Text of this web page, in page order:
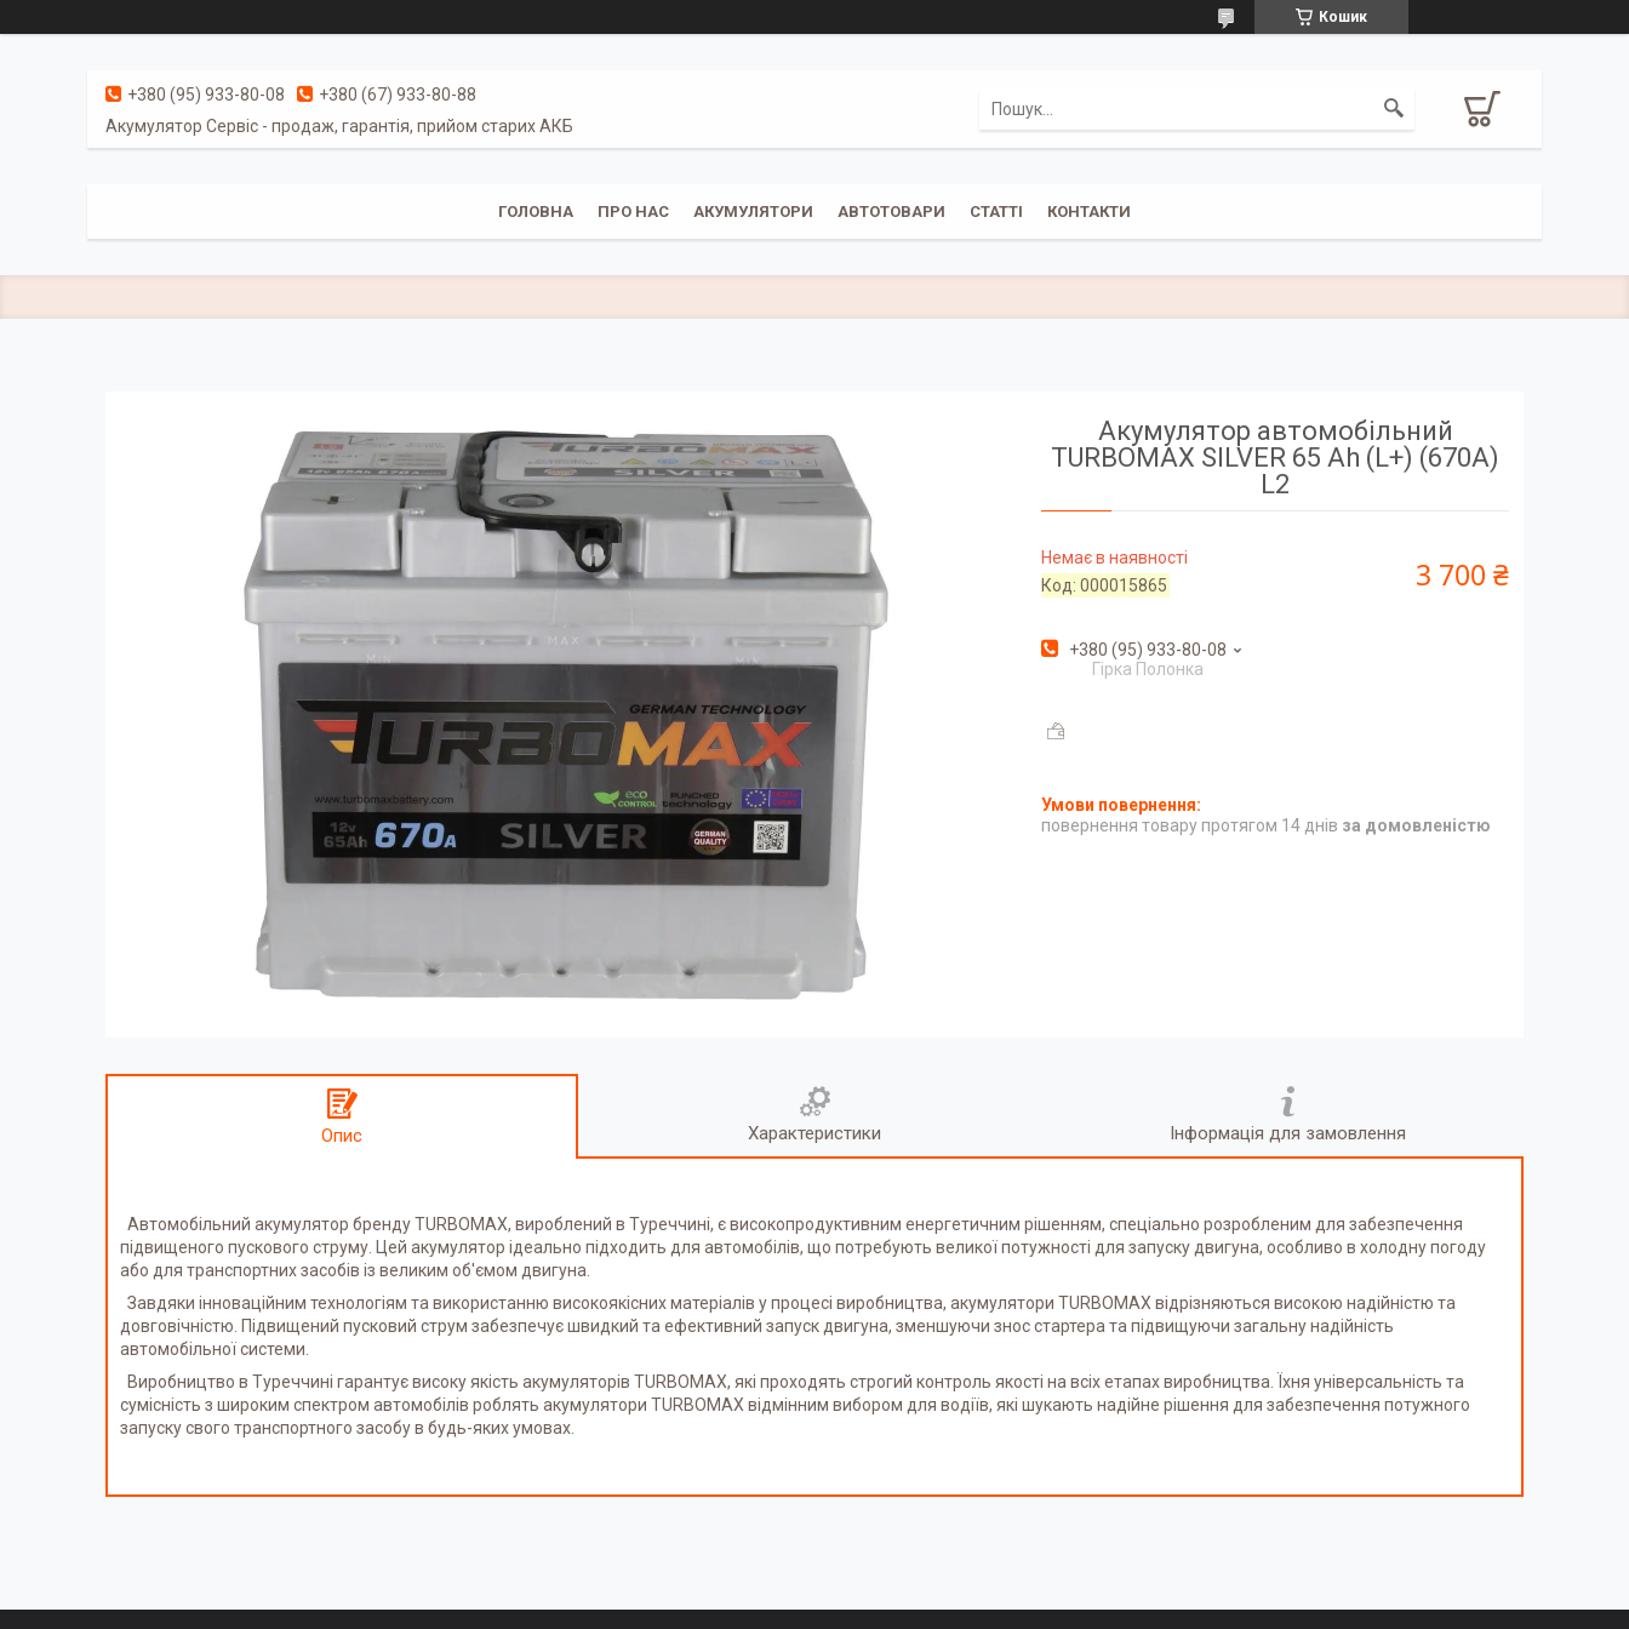
Кошик
+380 (95) 933-80-08
+380 (67) 933-80-88
Акумулятор Сервіс - продаж, гарантія, прийом старих АКБ
ГОЛОВНА ПРО НАС АКУМУЛЯТОРИ АВТОТОВАРИ СТАТТІ КОНТАКТИ
Акумулятор автомобільний
TURBOMAX SILVER 65 Ah (L+) (670A)
L2
Немає в наявності
Код:000015865 3 700 ₴
+380 (95) 933-80-08
Гірка Полонка
повернення товару протягом 14 днів за домовленістю
Опис Характеристики Інформація для замовлення
Автомобільний акумулятор бренду TURBOMAX, вироблений в Туреччині, є високопродуктивним енергетичним рішенням, спеціально розробленим для забезпечення
підвищеного пускового струму. Цей акумулятор ідеально підходить для автомобілів, що потребують великої потужності для запуску двигуна, особливо в холодну погоду
або для транспортних засобів із великим об'ємом двигуна.
Завдяки інноваційним технологіям та використанню високоякісних матеріалів у процесі виробництва, акумулятори TURBOMAX відрізняються високою надійністю та
довговічністю. Підвищений пусковий струм забезпечує швидкий та ефективний запуск двигуна, зменшуючи знос стартера та підвищуючи загальну надійність
автомобільної системи.
Виробництво в Туреччині гарантує високу якість акумуляторів TURBOMAX, які проходять строгий контроль якості на всіх етапах виробництва. Їхня універсальність та
сумісність з широким спектром автомобілів роблять акумулятори TURBOMAX відмінним вибором для водіїв, які шукають надійне рішення для забезпечення потужного
запуску свого транспортного засобу в будь-яких умовах.